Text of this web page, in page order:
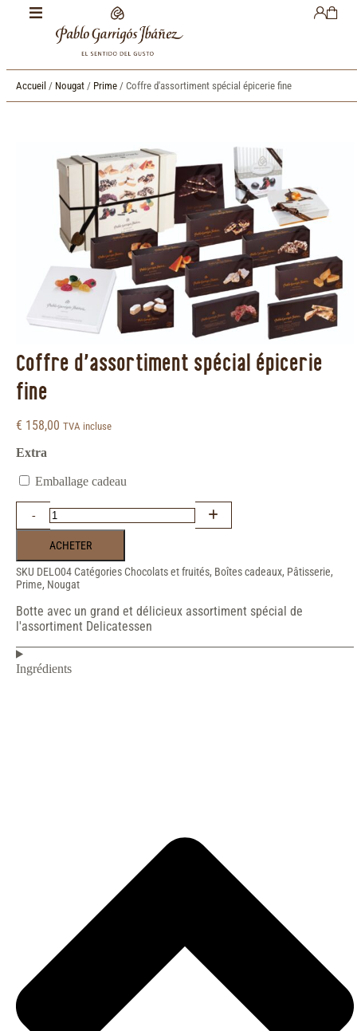
Accueil / Nougat / Prime / Coffre d'assortiment spécial épicerie fine
Coffre d'assortiment spécial épicerie
fine
€ 158,00 TVA incluse
Extra
Emballage cadeau
ACHETER
SKU DELO04 Catégories Chocolats et fruités, Boîtes cadeaux, Pâtisserie,
Prime, Nougat
Botte avec un grand et délicieux assortiment spécial de
l'assortiment Delicatessen
Ingrédients